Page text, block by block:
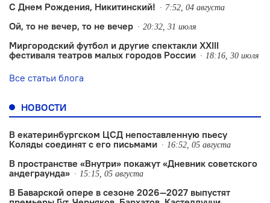
С Днем Рождения, Никитинский! 7:52, 04 августа
Ой, то не вечер, то не вечер 20:32, 31 июля
Миргородский футбол и другие спектакли XXIII
фестиваля театров малых городов России
18:16, 30 июля
Все статьи блога
НОВОСТИ
В екатеринбургском ЦСД непоставленную пьесу
Коляды соединят с его письмами
16:52, 05 августа
В пространстве «Внутри» покажут «Дневник советского
андеграунда»
15:15, 05 августа
В Баварской опере в сезоне 2026—2027 выпустят